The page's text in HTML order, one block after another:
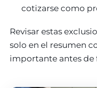
cotizarse como
Revisar estas
solo en el resumen
importante antes de